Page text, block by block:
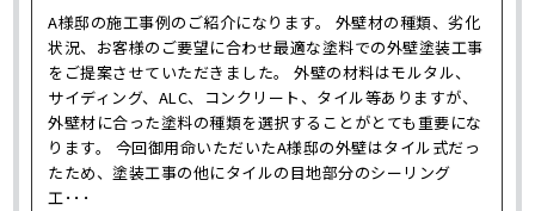
A様邸の施工事例のご紹介になります。 外壁材の種類、劣化
状況、お客様のご要望に合わせ最適な塗料での外壁塗装工事
をご提案させていただきました。 外壁の材料はモルタル、
サイディング、ALC、コンクリート、タイル等ありますが、
外壁材に合った塗料の種類を選択することがとても重要にな
ります。 今回御用命いただいたA様邸の外壁はタイル式だっ
たため、塗装工事の他にタイルの目地部分のシーリング
工･･･